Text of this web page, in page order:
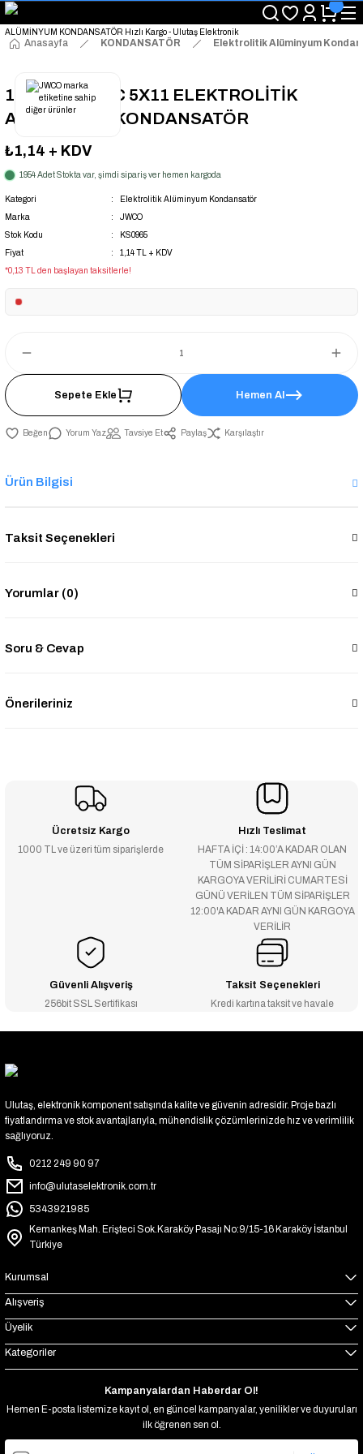
"Saat 14:00'a Kadar Verilen Siparişlerde Aynı Gün Kargo Avantajı!
"Binlerce Ürün Çeşitliliği ile Stoktan Hemen Teslim."
"Toptan Fiyatına Perakende Satış Avantajını Kaçırmayın!"
Anasayfa KONDANSATÖR Elektrolitik Alüminyum
1UF 160V 105C 5X11 ELEKTROLİTİK
ALÜMİNYUM KONDANSATÖR
₺1,14 + KDV
1954 Adet Stokta var, şimdi sipariş ver hemen kargoda
Kategori
Elektrolitik Alüminyum Kondansatör
Marka
JWCO
Stok Kodu
KS0965
Fiyat
1,14 TL + KDV
*0,13 TL den başlayan taksitlerle!
Sepete Ekle Hemen Al
Yorum Yaz Tavsiye Et Paylaş Karşılaştır
Ürün Bilgisi
Taksit Seçenekleri
Yorumlar (0)
Soru & Cevap
Önerileriniz
Ücretsiz Kargo
1000 TL ve üzeri tüm siparişlerde
Hızlı Teslimat
HAFTA İÇİ : 14:00’A KADAR OLAN
TÜM SİPARİŞLER AYNI GÜN
KARGOYA VERİLİRİ CUMARTESİ
GÜNÜ VERİLEN TÜM SİPARİŞLER
12:00'A KADAR AYNI GÜN KARGOYA
VERİLİR
Güvenli Alışveriş
256bit SSL Sertifikası
Taksit Seçenekleri
Kredi kartına taksit ve havale
Ulutaş, elektronik komponent satışında kalite ve güvenin adresidir. Proje bazlı
fiyatlandırma ve stok avantajlarıyla, mühendislik çözümlerinizde hız ve verimlilik
sağlıyoruz.
0212 249 90 97
info@ulutaselektronik.com.tr
5343921985
Kemankeş Mah. Erişteci Sok.Karaköy Pasajı No:9/15-16 Karaköy İstanbul
Türkiye
Kurumsal
Alışveriş
Üyelik
Kategoriler
Kampanyalardan Haberdar Ol!
Hemen E-posta listemize kayıt ol, en güncel kampanyalar, yenilikler ve duyuruları
ilk öğrenen sen ol.